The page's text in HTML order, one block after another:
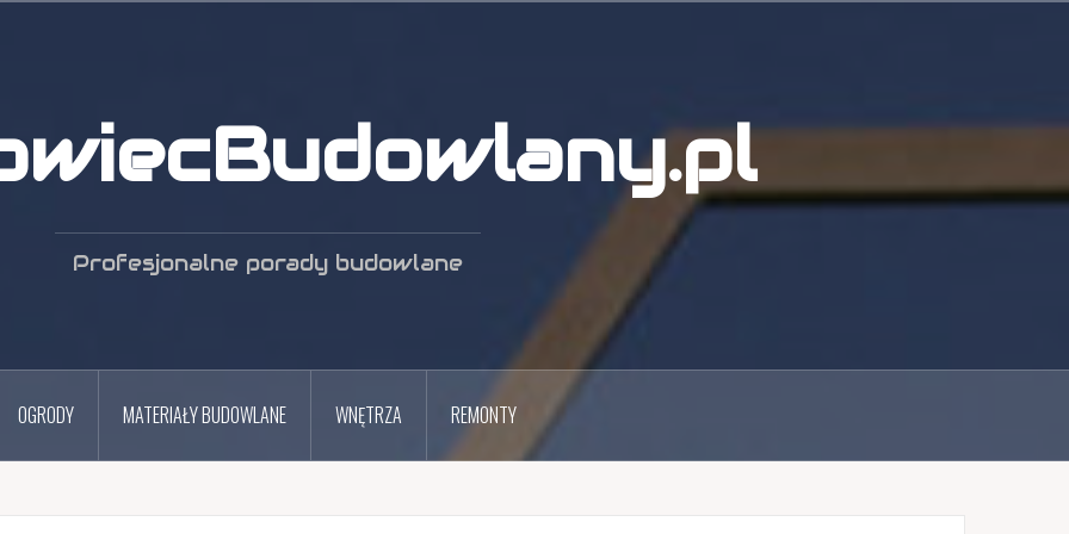
Profesjonalne porady budowlane
OGRODY MATERIAŁY BUDOWLANE WNĘTRZA REMONTY